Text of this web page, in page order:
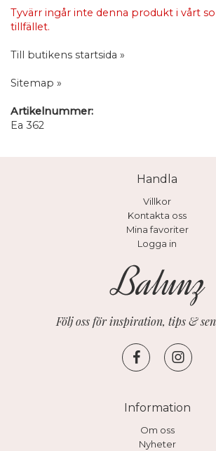
Tyvärr ingår inte denna produkt i vårt
tillfället.
Till butikens startsida »
Sitemap »
Artikelnummer:
Ea 362
Handla
Villkor
Kontakta oss
Mina favoriter
Logga in
Följ oss för inspiration, tips &
Information
Om oss
Nyheter